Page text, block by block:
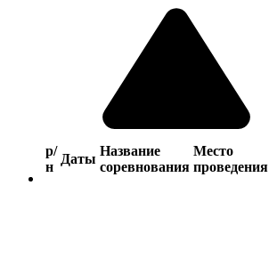
р/
н
Даты
Название
соревнования
Место
проведения